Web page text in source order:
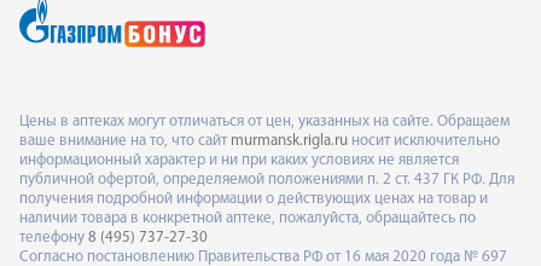
Цены в аптеках могут отличаться от цен, указанных на сайте. Обращаем
ваше внимание на то, что сайт murmansk.rigla.ru носит исключительно
информационный характер и ни при каких условиях не является
публичной офертой, определяемой положениями п. 2 ст. 437 ГК РФ. Для
получения подробной информации о действующих ценах на товар и
наличии товара в конкретной аптеке, пожалуйста, обращайтесь по
телефону 8 (495) 737-27-30
Согласно постановлению Правительства РФ от 16 мая 2020 года № 697